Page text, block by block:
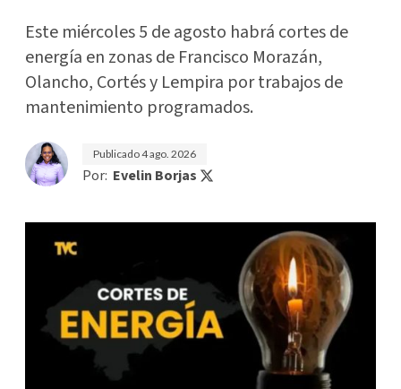
Este miércoles 5 de agosto habrá cortes de
energía en zonas de Francisco Morazán,
Olancho, Cortés y Lempira por trabajos de
mantenimiento programados.
Publicado4 ago. 2026
Por: Evelin Borjas